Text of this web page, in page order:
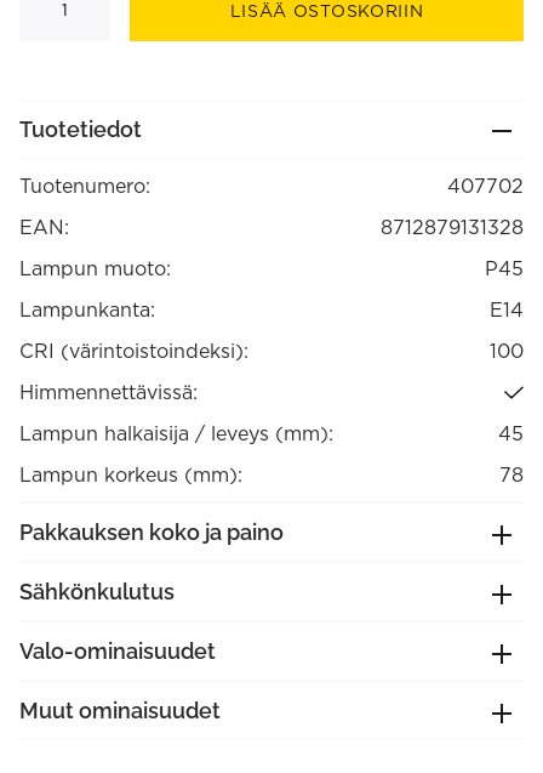
240V
LISÄÄ OSTOSKORIIN
Tuotetiedot
Tuotenumero:
407702
EAN:
8712879131328
Lampun muoto:
P45
Lampunkanta:
E14
CRI (värintoistoindeksi):
100
Himmennettävissä:
Lampun halkaisija / leveys (mm):
45
Lampun korkeus (mm):
78
Pakkauksen koko ja paino
Sähkönkulutus
Valo-ominaisuudet
Muut ominaisuudet